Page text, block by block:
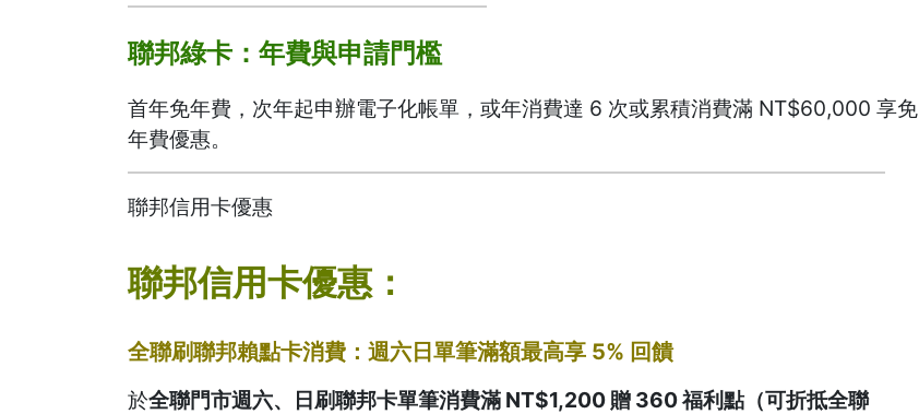
聯邦綠卡：年費與申請門檻
首年免年費，次年起申辦電子化帳單，或年消費達 6 次或累積消費滿 NT$60,000 享免
年費優惠。
聯邦信用卡優惠
聯邦信用卡優惠：
全聯刷聯邦賴點卡消費：週六日單筆滿額最高享 5% 回饋
於全聯門市週六、日刷聯邦卡單筆消費滿 NT$1,200 贈 360 福利點（可折抵全聯